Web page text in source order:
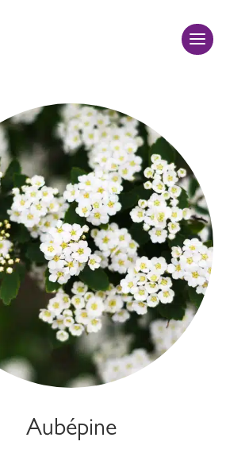
Aubépine